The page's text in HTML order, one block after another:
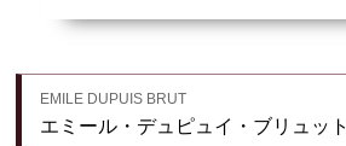
EMILE DUPUIS BRUT
エミール・デュピュイ・ブリュット